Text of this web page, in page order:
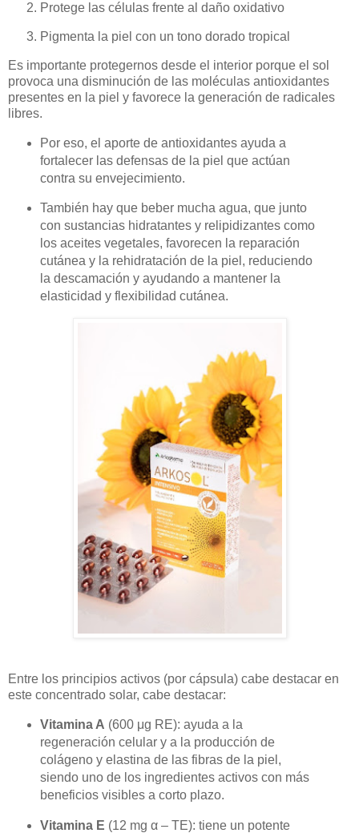
Protege las células frente al daño oxidativo
Pigmenta la piel con un tono dorado tropical
Es importante protegernos desde el interior porque el sol
provoca una disminución de las moléculas antioxidantes
presentes en la piel y favorece la generación de radicales
libres.
Por eso, el aporte de antioxidantes ayuda a
fortalecer las defensas de la piel que actúan
contra su envejecimiento.
También hay que beber mucha agua, que junto
con sustancias hidratantes y relipidizantes como
los aceites vegetales, favorecen la reparación
cutánea y la rehidratación de la piel, reduciendo
la descamación y ayudando a mantener la
elasticidad y flexibilidad cutánea.
Entre los principios activos (por cápsula) cabe destacar en
este concentrado solar, cabe destacar:
Vitamina A (600 μg RE): ayuda a la
regeneración celular y a la producción de
colágeno y elastina de las fibras de la piel,
siendo uno de los ingredientes activos con más
beneficios visibles a corto plazo.
Vitamina E (12 mg α – TE): tiene un potente